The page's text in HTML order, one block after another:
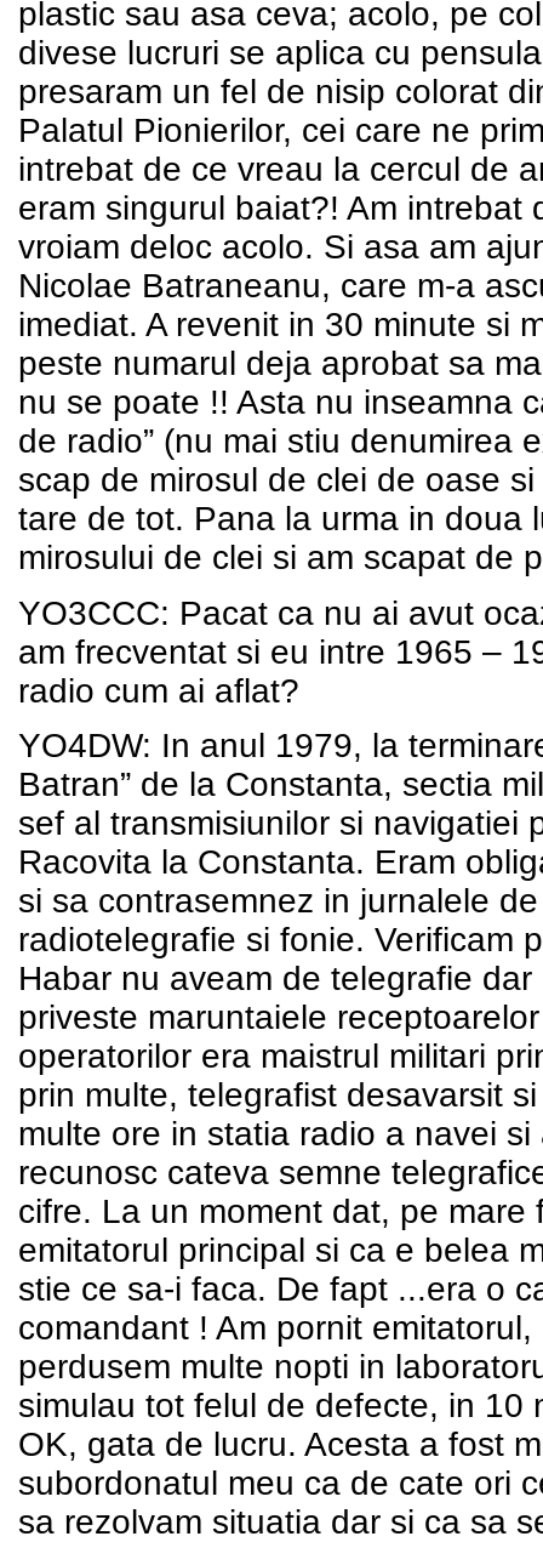
plastic sau asa ceva; acolo, pe
divese lucruri se aplica cu
presaram un fel de nisip colorat
Palatul Pionierilor, cei care ne
intrebat de ce vreau la cercul de
eram singurul baiat?! Am
vroiam deloc acolo. Si asa am
Nicolae Batraneanu, care m-a
imediat. A revenit in 30 minute si
peste numarul deja aprobat sa
nu se poate !! Asta nu inseamna
de radio” (nu mai stiu denumirea
scap de mirosul de clei de oase
tare de tot. Pana la urma in doua
mirosului de clei si am scapat de
YO3CCC: Pacat ca nu ai avut
am frecventat si eu intre 1965 –
radio cum ai aflat?
YO4DW: In anul 1979, la
Batran” de la Constanta, sectia
sef al transmisiunilor si navigatiei
Racovita la Constanta. Eram
si sa contrasemnez in jurnalele
radiotelegrafie si fonie. Verificam
Habar nu aveam de telegrafie
priveste maruntaiele
operatorilor era maistrul militari
prin multe, telegrafist desavarsit
multe ore in statia radio a navei
recunosc cateva semne
cifre. La un moment dat, pe
emitatorul principal si ca e belea
stie ce sa-i faca. De fapt ...era o
comandant ! Am pornit
perdusem multe nopti in
simulau tot felul de defecte, in 10
OK, gata de lucru. Acesta a fost
subordonatul meu ca de cate ori
sa rezolvam situatia dar si ca sa